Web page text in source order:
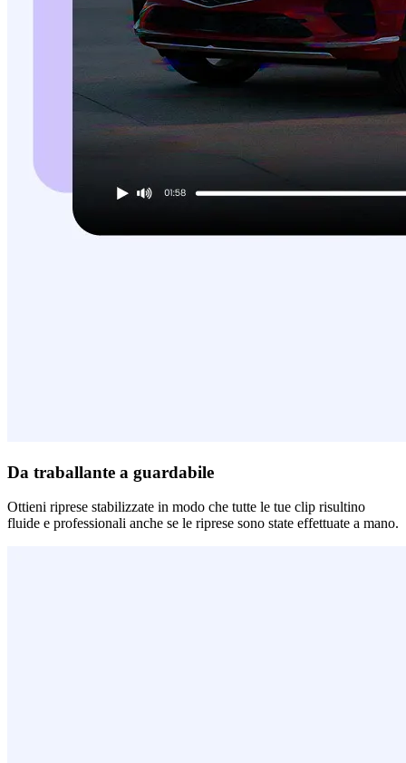
Da traballante a guardabile
Ottieni riprese stabilizzate in modo che tutte le tue clip risultino
fluide e professionali anche se le riprese sono state effettuate a mano.